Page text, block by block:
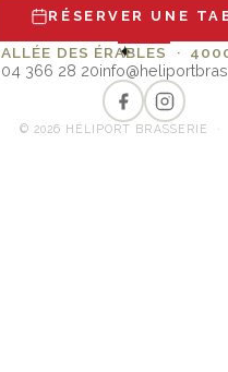
RÉSERVER UNE
✦
ALLÉE DES ÉRABLES ·
04 366 28 20
© 2026 HÉLIPORT BRASSERIE ·